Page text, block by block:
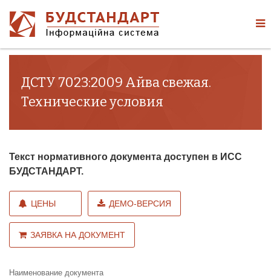
ДСТУ 7023:2009 Айва свежая.
Технические условия
Текст нормативного документа доступен в ИСС
БУДСТАНДАРТ.
ЦЕНЫ ДЕМО-ВЕРСИЯ
ЗАЯВКА НА ДОКУМЕНТ
Наименование документа